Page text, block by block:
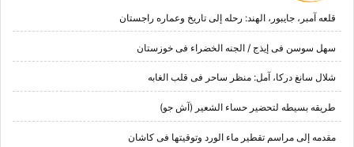
قلعه آمبر، جایبور، الهند: رحله إلى تاریخ وعماره راجستان
سهل سوسن فی إیذج / الجنه الخضراء فی خوزستان
شلال سانغ درکا، آمل: منظر ساحر فی قلب الغابه
طریقه بسیطه لتحضیر حساء الشعیر (آش جو)
مقدمه إلى مراسم تقطیر ماء الورد وتوقیتها فی کاشان